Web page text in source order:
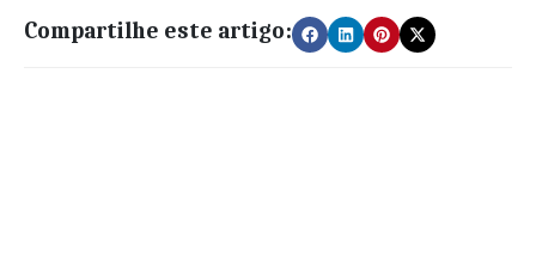
Compartilhe este artigo: